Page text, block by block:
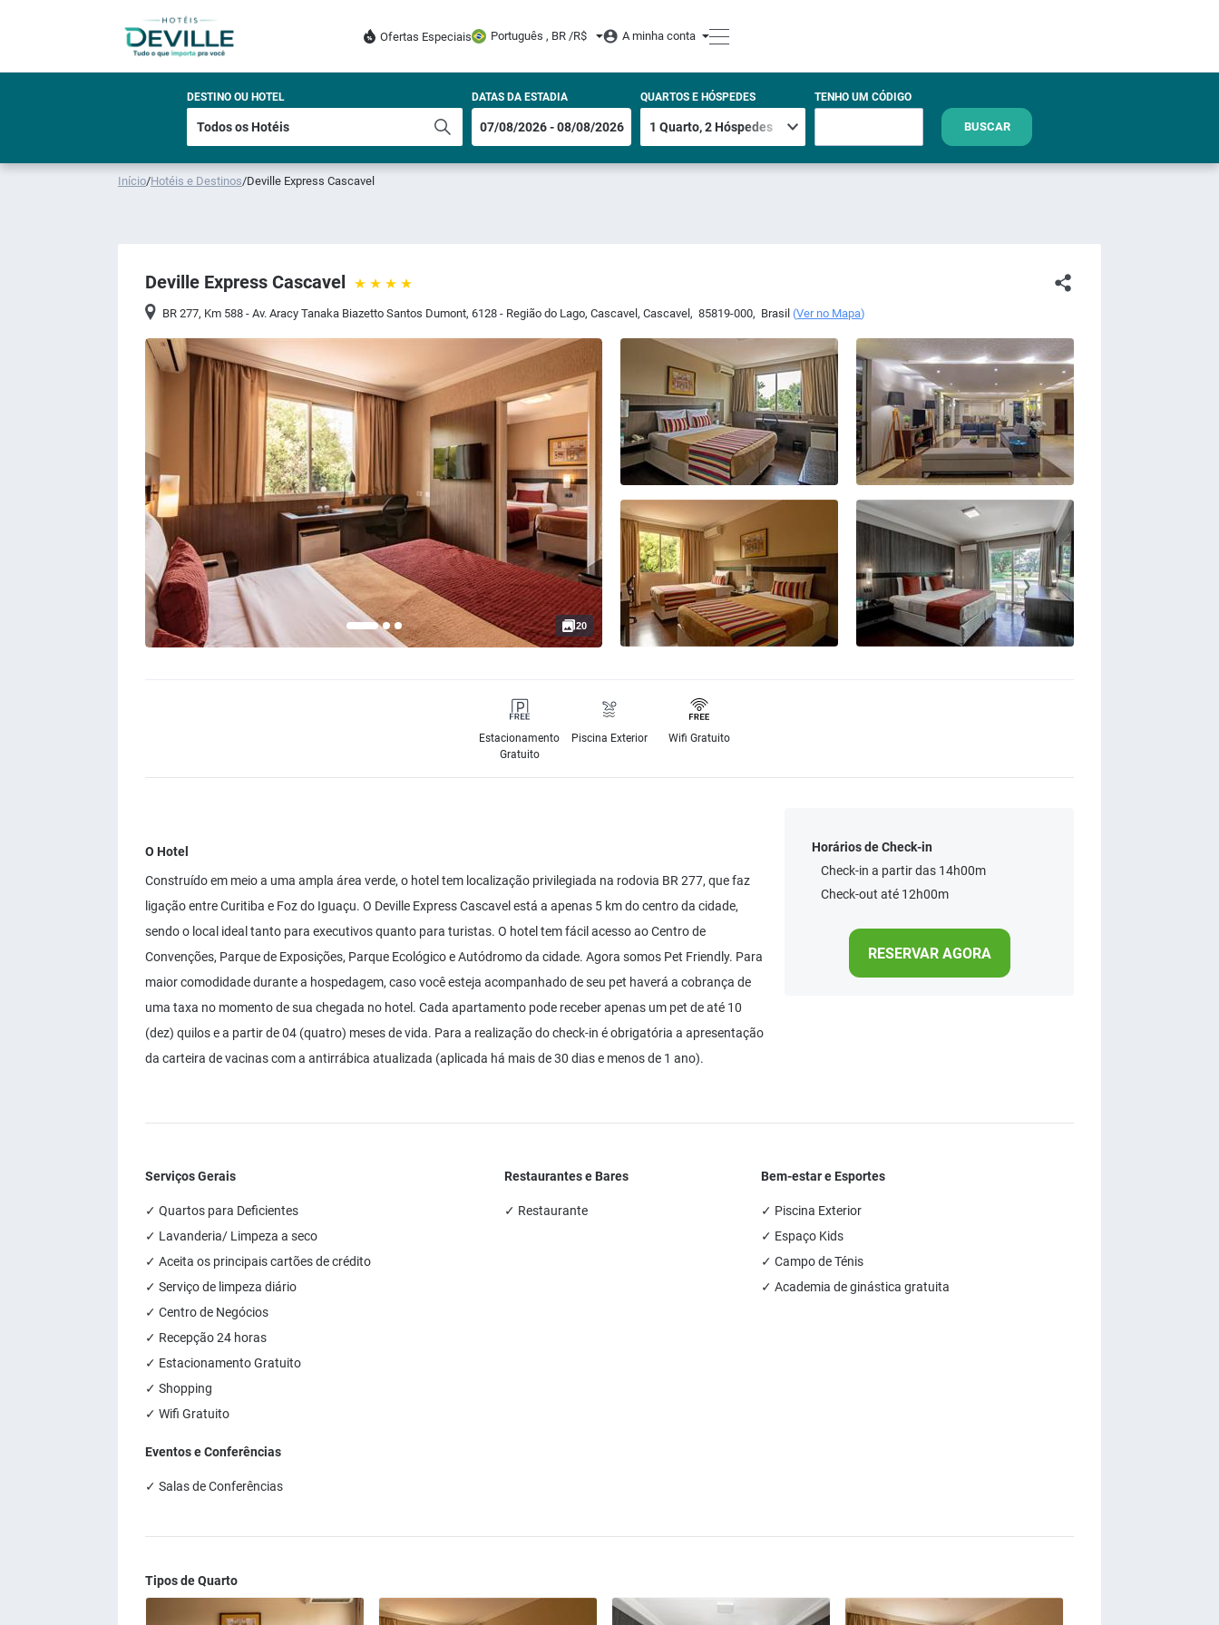
Ofertas Especiais Português , BR /R$ A minha conta
DESTINO OU HOTEL DATAS DA ESTADIA QUARTOS E HÓSPEDES TENHO UM CÓDIGO
BUSCAR
Início/Hotéis e Destinos/Deville Express Cascavel
Deville Express Cascavel
BR 277, Km 588 - Av. Aracy Tanaka Biazetto Santos Dumont, 6128 - Região do Lago, Cascavel,Cascavel, 85819-000, Brasil (Ver no Mapa)
20
Estacionamento
Gratuito
Piscina Exterior Wifi Gratuito
O Hotel
Construído em meio a uma ampla área verde, o hotel tem localização privilegiada na rodovia BR 277, que faz
ligação entre Curitiba e Foz do Iguaçu. O Deville Express Cascavel está a apenas 5 km do centro da cidade,
sendo o local ideal tanto para executivos quanto para turistas. O hotel tem fácil acesso ao Centro de
Convenções, Parque de Exposições, Parque Ecológico e Autódromo da cidade. Agora somos Pet Friendly. Para
maior comodidade durante a hospedagem, caso você esteja acompanhado de seu pet haverá a cobrança de
uma taxa no momento de sua chegada no hotel. Cada apartamento pode receber apenas um pet de até 10
(dez) quilos e a partir de 04 (quatro) meses de vida. Para a realização do check-in é obrigatória a apresentação
da carteira de vacinas com a antirrábica atualizada (aplicada há mais de 30 dias e menos de 1 ano).
Horários de Check-in
Check-in a partir das 14h00m
Check-out até 12h00m
RESERVAR AGORA
Serviços Gerais
✓ Quartos para Deficientes
✓ Lavanderia/ Limpeza a seco
✓ Aceita os principais cartões de crédito
✓ Serviço de limpeza diário
✓ Centro de Negócios
✓ Recepção 24 horas
✓ Estacionamento Gratuito
✓ Shopping
✓ Wifi Gratuito
Restaurantes e Bares
✓ Restaurante
Bem-estar e Esportes
✓ Piscina Exterior
✓ Espaço Kids
✓ Campo de Ténis
✓ Academia de ginástica gratuita
Eventos e Conferências
✓ Salas de Conferências
Tipos de Quarto